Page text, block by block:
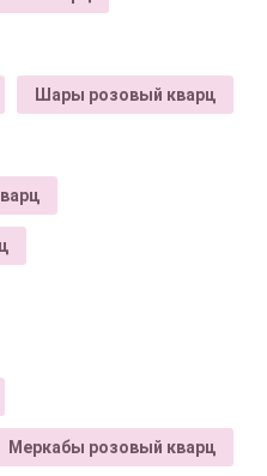
Шары розовый кварц
Меркабы розовый кварц